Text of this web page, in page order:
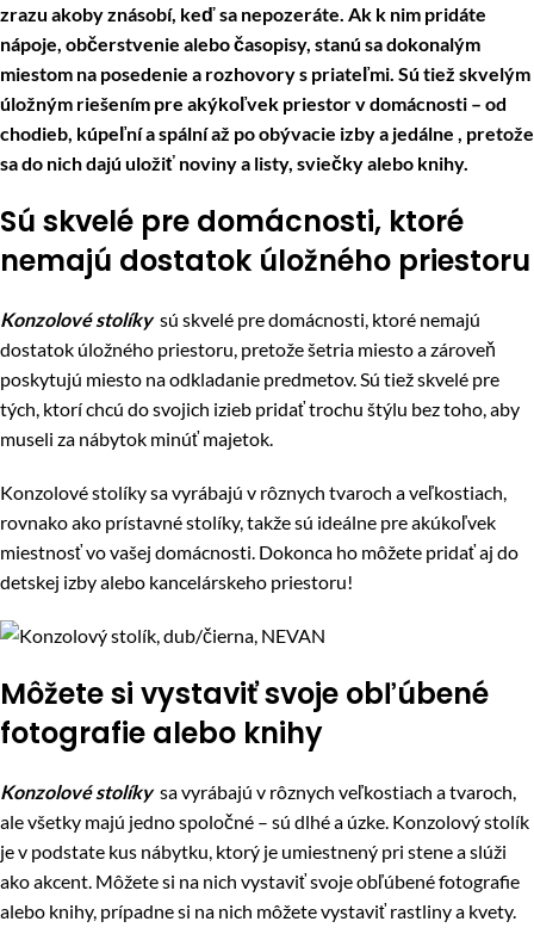
zrazu akoby znásobí, keď sa nepozeráte. Ak k nim pridáte
nápoje, občerstvenie alebo časopisy, stanú sa dokonalým
miestom na posedenie a rozhovory s priateľmi. Sú tiež skvelým
úložným riešením pre akýkoľvek priestor v domácnosti – od
chodieb, kúpeľní a spální až po obývacie izby a jedálne , pretože
sa do nich dajú uložiť noviny a listy, sviečky alebo knihy.
Sú skvelé pre domácnosti, ktoré
nemajú dostatok úložného priestoru
Konzolové stolíkysú skvelé pre domácnosti, ktoré nemajú
dostatok úložného priestoru, pretože šetria miesto a zároveň
poskytujú miesto na odkladanie predmetov. Sú tiež skvelé pre
tých, ktorí chcú do svojich izieb pridať trochu štýlu bez toho, aby
museli za nábytok minúť majetok.
Konzolové stolíky sa vyrábajú v rôznych tvaroch a veľkostiach,
rovnako ako prístavné stolíky, takže sú ideálne pre akúkoľvek
miestnosť vo vašej domácnosti. Dokonca ho môžete pridať aj do
detskej izby alebo kancelárskeho priestoru!
Môžete si vystaviť svoje obľúbené
fotografie alebo knihy
Konzolové stolíkysa vyrábajú v rôznych veľkostiach a tvaroch,
ale všetky majú jedno spoločné – sú dlhé a úzke. Konzolový stolík
je v podstate kus nábytku, ktorý je umiestnený pri stene a slúži
ako akcent. Môžete si na nich vystaviť svoje obľúbené fotografie
alebo knihy, prípadne si na nich môžete vystaviť rastliny a kvety.